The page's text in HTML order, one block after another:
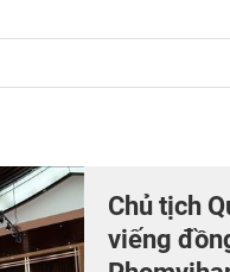
Chủ tịch
viếng